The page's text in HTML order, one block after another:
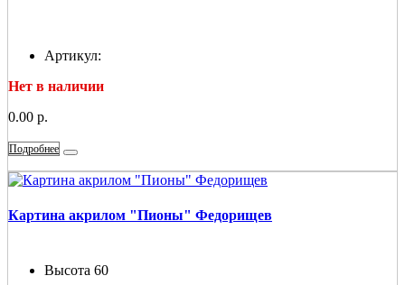
Артикул:
Нет в наличии
0.00 р.
Подробнее
Картина акрилом "Пионы" Федорищев
Высота 60